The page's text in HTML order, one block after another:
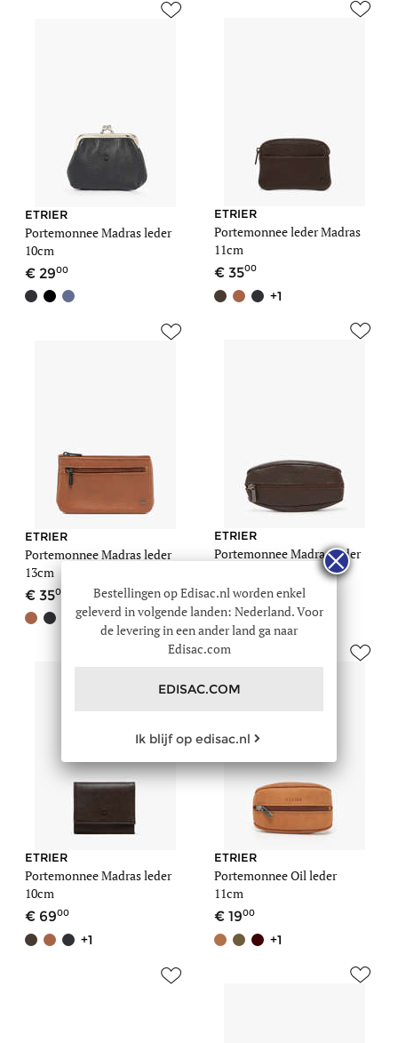
ETRIER
Portemonnee Madras leder
10cm
2900
ETRIER
Portemonnee leder Madras
11cm
3500
+1
ETRIER
Portemonnee Madras leder
13cm
3500
ETRIER
Portemonnee Madras leder
2900
+1
ETRIER
Portemonnee Madras leder
10cm
6900
+1
ETRIER
Portemonnee Oil leder
11cm
1900
+1
Bestellingen op Edisac.nl worden enkel
geleverd in volgende landen: Nederland. Voor
de levering in een ander land ga naar
Edisac.com
EDISAC.COM
Ik blijf op edisac.nl